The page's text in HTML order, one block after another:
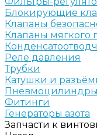
Блокирующие
Клапаны
Клапаны мягкого
Реле давления
Трубки
Катушки и
Пневмоцилиндры
Фитинги
Генераторы азота
Запчасти к